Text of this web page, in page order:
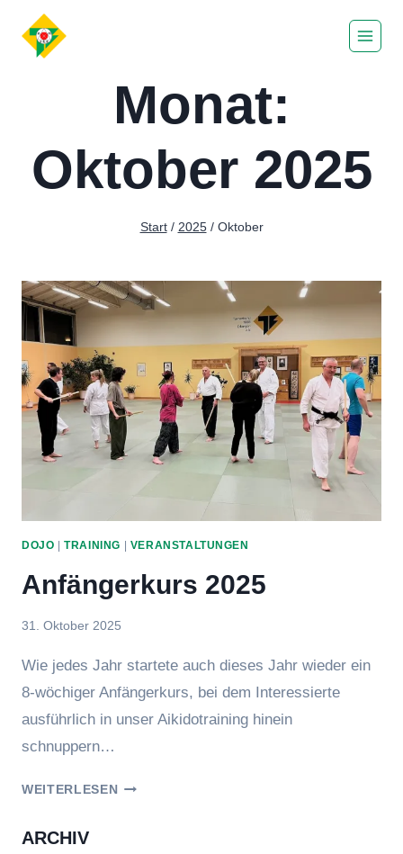
Inhalt
Monat:
Oktober 2025
Start / 2025 / Oktober
DOJO |TRAINING | VERANSTALTUNGEN
Anfängerkurs 2025
Von
31. Oktober 2025
Wie jedes Jahr startete auch dieses Jahr wieder ein
8-wöchiger Anfängerkurs, bei dem Interessierte
ausführlich in unser Aikidotraining hinein
schnuppern…
WEITERLESENANFÄNGERKURS
ARCHIV